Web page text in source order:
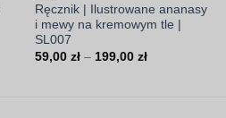
Ręcznik | Ilustrowane ananasy
i mewy na kremowym tle |
SL007
59,00 zł – 199,00 złZakres